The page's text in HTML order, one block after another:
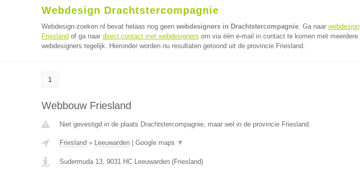
Webdesign Drachtstercompagnie
Webdesign-zoeken.nl bevat helaas nog geen webdesigners in Drachtstercompagnie. Ga naar webdesign
Friesland of ga naar direct contact met webdesigners om via één e-mail in contact te komen met meerdere
webdesigners tegelijk. Hieronder worden nu resultaten getoond uit de provincie Friesland.
1
Webbouw Friesland
Niet gevestigd in de plaats Drachtstercompagnie, maar wel in de provincie Friesland.
Friesland » Leeuwarden| Google maps ▼
Sudermuda 13, 9031 HC Leeuwarden(Friesland)